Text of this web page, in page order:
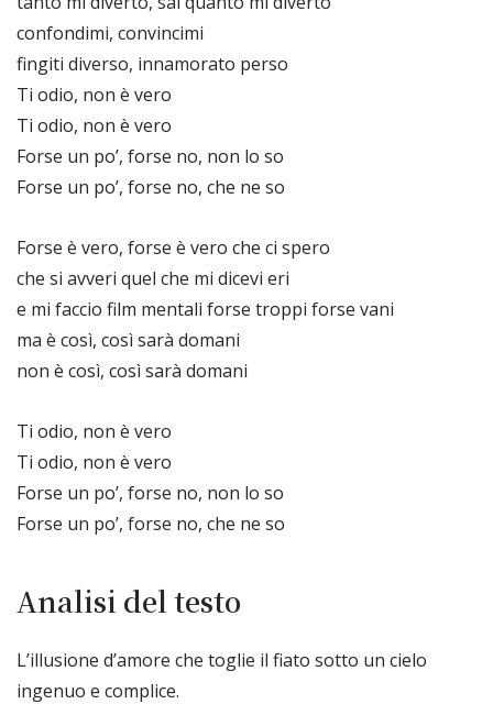
confondimi, convincimi
fingiti diverso, innamorato perso
Ti odio, non è vero
Ti odio, non è vero
Forse un po’, forse no, non lo so
Forse un po’, forse no, che ne so
Forse è vero, forse è vero che ci spero
che si avveri quel che mi dicevi eri
e mi faccio film mentali forse troppi forse vani
ma è così, così sarà domani
non è così, così sarà domani
Ti odio, non è vero
Ti odio, non è vero
Forse un po’, forse no, non lo so
Forse un po’, forse no, che ne so
Analisi del testo
L’illusione d’amore che toglie il fiato sotto un cielo
ingenuo e complice.